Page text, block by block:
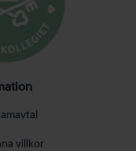
villkor